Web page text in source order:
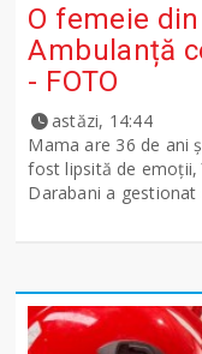
O femeie
Ambulanță
- FOTO
astăzi, 14:44
Mama are 36 de ani
fost lipsită de emoții,
Darabani a